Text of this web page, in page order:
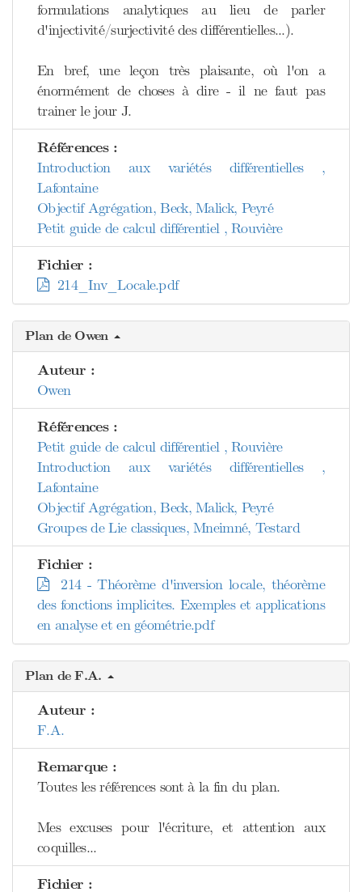
formulations analytiques au lieu de parler
d'injectivité/surjectivité des différentielles...).
En bref, une leçon très plaisante, où l'on a
énormément de choses à dire - il ne faut pas
trainer le jour J.
Références :
Introduction aux variétés différentielles ,
Lafontaine
Objectif Agrégation, Beck, Malick, Peyré
Petit guide de calcul différentiel , Rouvière
Fichier :
214_Inv_Locale.pdf
Plan de Owen
Auteur :
Owen
Références :
Petit guide de calcul différentiel , Rouvière
Introduction aux variétés différentielles ,
Lafontaine
Objectif Agrégation, Beck, Malick, Peyré
Groupes de Lie classiques, Mneimné, Testard
Fichier :
214 - Théorème d'inversion locale, théorème
des fonctions implicites. Exemples et applications
en analyse et en géométrie.pdf
Plan de F.A.
Auteur :
F.A.
Remarque :
Toutes les références sont à la fin du plan.
Mes excuses pour l'écriture, et attention aux
coquilles...
Fichier :